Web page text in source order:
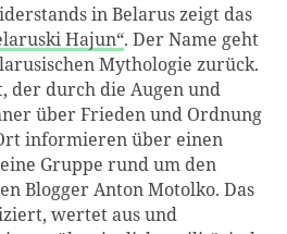
in Belarus zeigt das
Hajun“. Der Name geht
Mythologie zurück.
der durch die Augen und
über Frieden und Ordnung
informieren über einen
Gruppe rund um den
Blogger Anton Motolko. Das
wertet aus und